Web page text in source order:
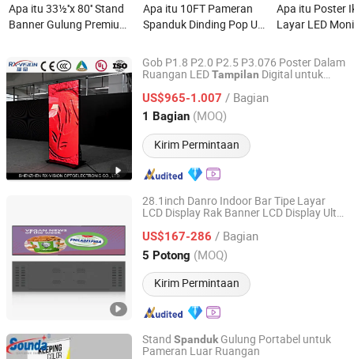
Apa itu 33½''x 80'' Stand
Banner Gulung Premium
Pameran Konferensi dan
Toko Display (Stand
Apa itu 10FT Pameran
Spanduk Dinding Pop Up
Paduan Aluminium dan
Cetakan Logo Kustom
Apa itu Poster
Layar LED
Layar Spanduk
Gob P1.8 P2.0 P2.5 P3.076 Poster Dalam
Ruangan LEDTampilan Digital untuk
untuk Toko
US$965-1.007 / Bagian
1 Bagian (MOQ)
Kirim Permintaan
Shenzhen Rx-Vision Optoelectronic Co., Ltd.
Guangdong, China Harga mulai 2022
28.1inch Danro Indoor Bar Tipe Layar
LCD Display Rak Banner LCD Display Ultra
Display
US$167-286 / Bagian
5 Potong (MOQ)
Kirim Permintaan
Dongguan Kingone Electronics Co., Ltd.
Guangdong, China Harga mulai 2019
Stand SpandukGulung Portabel untuk
Pameran Luar Ruangan